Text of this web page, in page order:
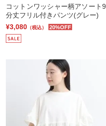
コットンワッシャー柄アソート9
分丈フリル付きパンツ(グレー)
¥3,080 （税込） 20%OFF